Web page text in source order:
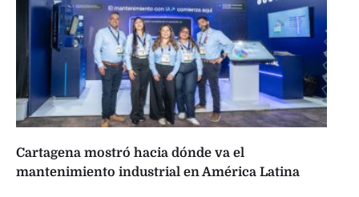
Cartagena mostró hacia dónde va el
mantenimiento industrial en América Latina